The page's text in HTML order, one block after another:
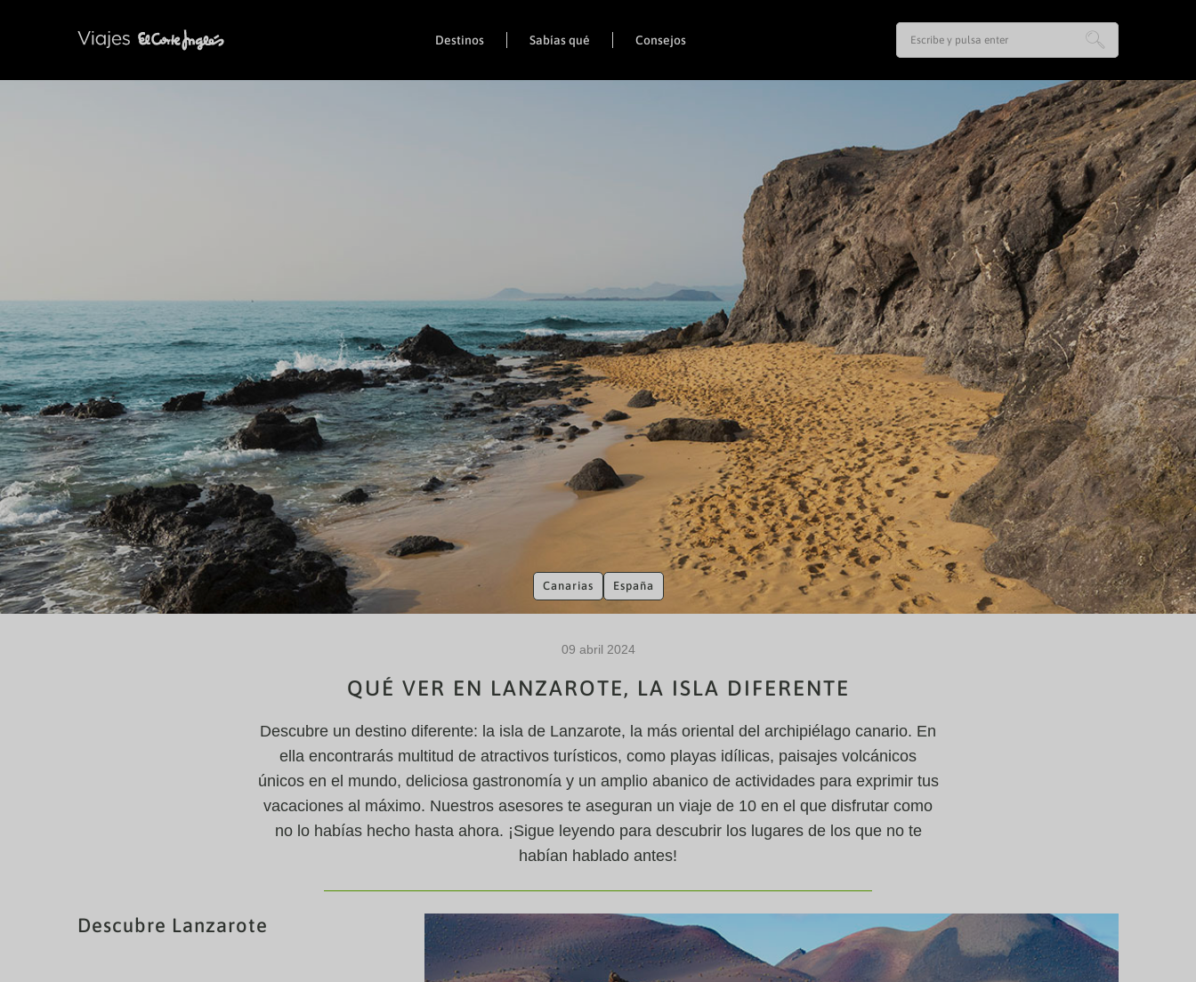
Destinos Sabías qué Consejos
Canarias España
09 abril 2024
QUÉ VER EN LANZAROTE, LA ISLA DIFERENTE
Descubre un destino diferente: la isla de Lanzarote, la más oriental del archipiélago canario. En
ella encontrarás multitud de atractivos turísticos, como playas idílicas, paisajes volcánicos
únicos en el mundo, deliciosa gastronomía y un amplio abanico de actividades para exprimir tus
vacaciones al máximo. Nuestros asesores te aseguran un viaje de 10 en el que disfrutar como
no lo habías hecho hasta ahora. ¡Sigue leyendo para descubrir los lugares de los que no te
habían hablado antes!
Descubre Lanzarote